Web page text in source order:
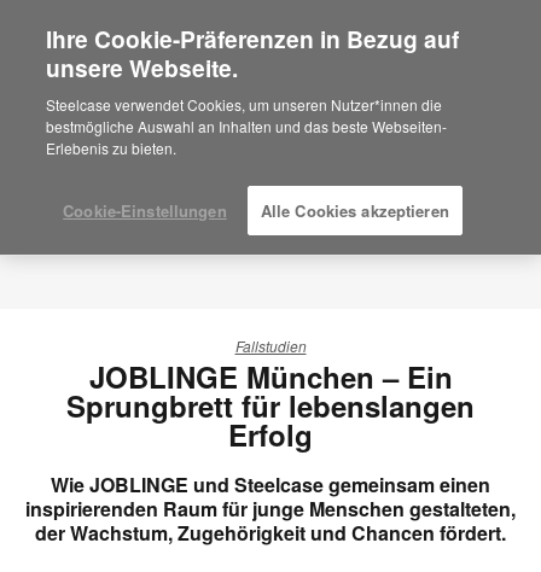
Are you in United States?
Would you like to see Products we sell in
your region?
Americas
Español
Fallstudien
JOBLINGE München – Ein
Sprungbrett für lebenslangen
Erfolg
Wie JOBLINGE und Steelcase gemeinsam einen
inspirierenden Raum für junge Menschen gestalteten,
der Wachstum, Zugehörigkeit und Chancen fördert.
Ihre Cookie-Präferenzen in Bezug auf
unsere Webseite.
Steelcase verwendet Cookies, um unseren Nutzer*innen die
bestmögliche Auswahl an Inhalten und das beste Webseiten-
Erlebenis zu bieten.
Cookie-Einstellungen Alle Cookies akzeptieren